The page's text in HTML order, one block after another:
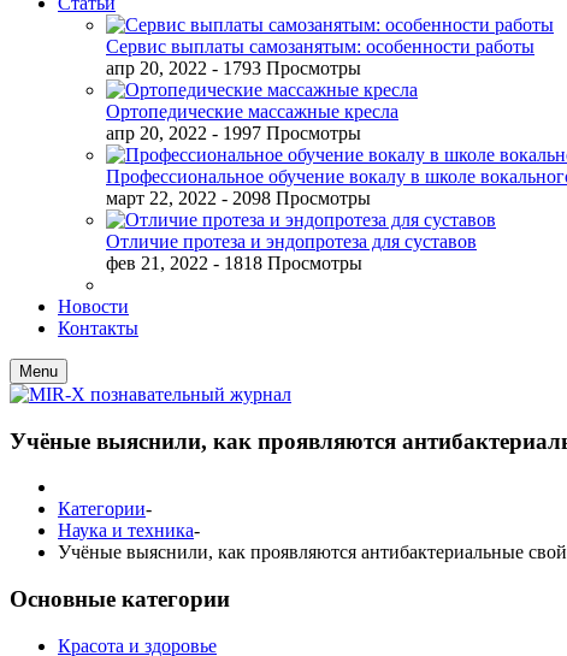
Сервис выплаты самозанятым: особенности работы
апр 20, 2022 - 1793 Просмотры
Ортопедические массажные кресла
апр 20, 2022 - 1997 Просмотры
Профессиональное обучение вокалу в школе
март 22, 2022 - 2098 Просмотры
Отличие протеза и эндопротеза для суставов
фев 21, 2022 - 1818 Просмотры
Новости
Контакты
Menu
Учёные выяснили, как проявляются
Категории-
Наука и техника-
Учёные выяснили, как проявляются антибактериальные
Основные категории
Красота и здоровье